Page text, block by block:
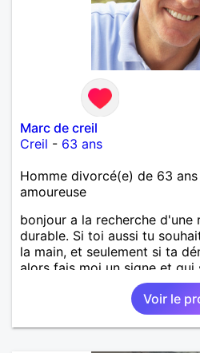
Marc de creil
Creil - 63 ans
Homme divorcé(e) de 63
amoureuse
bonjour a la recherche d'une
durable. Si toi aussi tu
la main, et seulement si ta
alors fais moi un signe et qui
avec le feeling... a bientôt ...
Voir le